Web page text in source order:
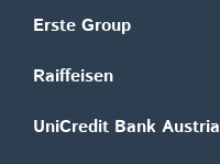
Erste Group
Raiffeisen
UniCredit Bank Austria